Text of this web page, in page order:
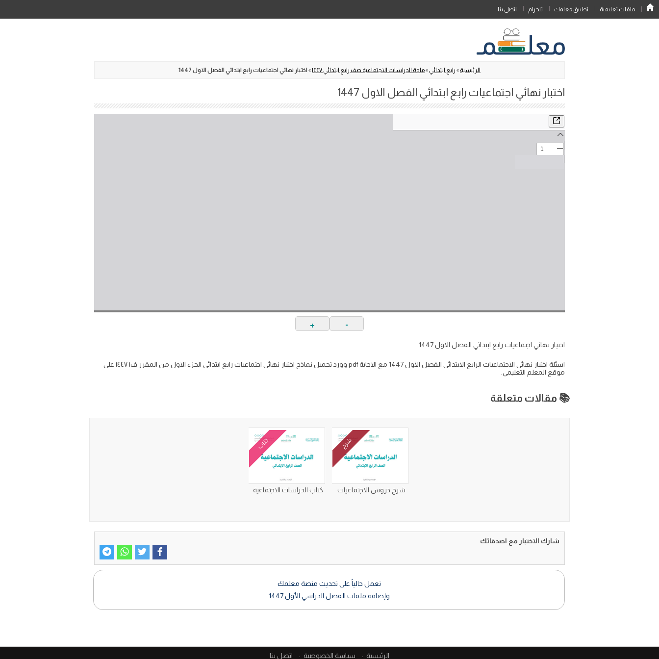
ملفات تعليمية تطبيق معلمك تلجرام اتصل بنا
الرئيسية » رابع ابتدائي »مادة الدراسات الاجتماعية صف رابع ابتدائي ١٤٤٧ » اختبار نهائي اجتماعيات رابع ابتدائي الفصل الاول 1447
اختبار نهائي اجتماعيات رابع ابتدائي الفصل الاول 1447
-
+
اختبار نهائي اجتماعيات رابع ابتدائي الفصل الاول 1447
اسئلة اختبار نهائي الاجتماعيات الرابع الابتدائي الفصل الاول 1447 مع الاجابة pdf وورد تحميل نماذج اختبار نهائي اجتماعيات رابع ابتدائي الجزء الاول من المقرر ف١ ١٤٤٧ على
موقع المعلم التعليمي.
📚 مقالات متعلقة
شرح
شرح دروس الاجتماعيات
كتاب
كتاب الدراسات الاجتماعية
شارك الاختبار مع اصدقائك
نعمل حالياً على تحديث منصة معلمك
وإضافة ملفات الفصل الدراسي الأول 1447
الرئيسية سياسة الخصوصية اتصل بنا